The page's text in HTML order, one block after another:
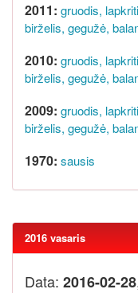
2011: gruodis,
birželis, gegužė,
2010: gruodis,
birželis, gegužė,
2009: gruodis,
birželis, gegužė,
1970: sausis
2016 vasaris
Data: 2016-02-28